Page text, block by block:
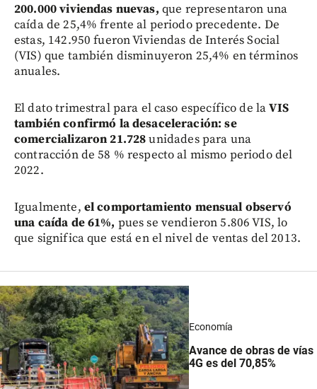
200.000 viviendas nuevas, que representaron una
caída de 25,4% frente al periodo precedente. De
estas, 142.950 fueron Viviendas de Interés Social
(VIS) que también disminuyeron 25,4% en términos
anuales.
El dato trimestral para el caso específico de laVIS
también confirmó la desaceleración: se
comercializaron 21.728unidades para una
contracción de 58 % respecto al mismo periodo del
2022.
Igualmente, el comportamiento mensual observó
una caída de 61%, pues se vendieron 5.806 VIS, lo
que significa que está en el nivel de ventas del 2013.
Economía
Avance de obras de vías
4G es del 70,85%